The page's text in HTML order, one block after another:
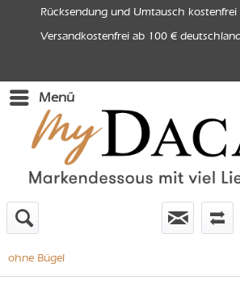
Rücksendung und Umtausch kostenfrei
Versandkostenfrei ab 100 €
Menü
ohne Bügel